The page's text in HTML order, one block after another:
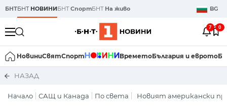
БНТБНТ НОВИНИБНТСпортБНТ На живо BG
7 0
НовиниСвятСпорт ВреметоБългария и еврото
НАЗАД
Начало САЩ и Канада По света Новият американски